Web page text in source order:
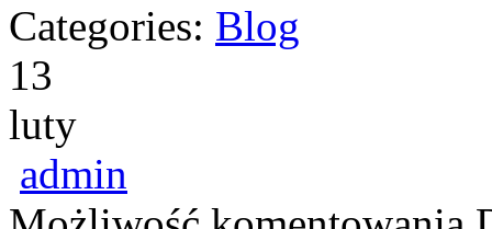
Categories: Blog
13
luty
admin